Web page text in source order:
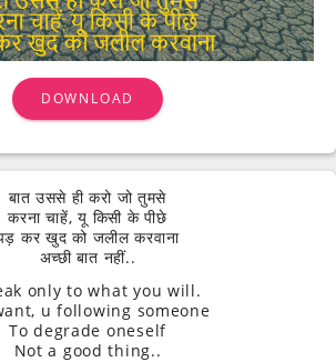
DOWNLOAD
बात उससे ही करो जो तुमसे
करना चाहें, यू किसी के पीछे
कर खुद को जलील करवाना
अच्छी बात नहीं..
only to what you will.
u following someone
To degrade oneself
Not a good thing..